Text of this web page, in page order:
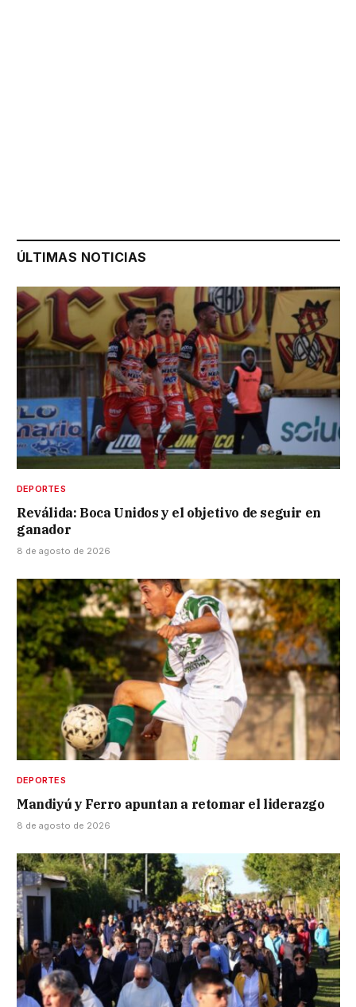
ÚLTIMAS NOTICIAS
DEPORTES
Reválida: Boca Unidos y el objetivo de seguir en
ganador
8 de agosto de 2026
DEPORTES
Mandiyú y Ferro apuntan a retomar el liderazgo
8 de agosto de 2026